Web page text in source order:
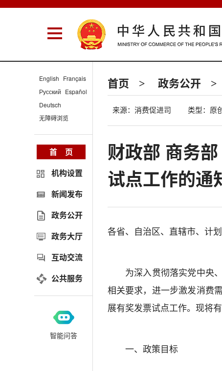
首页 > 政务公开 >
来源：消费促进司 类型：原
财政部 商务
试点工作的通
各省、自治区、直辖市、计
为深入贯彻落实党中央、
相关要求，进一步激发消费
展有奖发票试点工作。现将
一、政策目标
English Français
Русский Español
Deutsch
无障碍浏览
首 页
机构设置
新闻发布
政务公开
政务大厅
互动交流
公共服务
智能问答